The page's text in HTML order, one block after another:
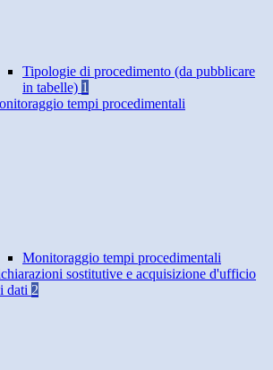
Tipologie di procedimento (da pubblicare
in tabelle) 1
tempi procedimentali
Monitoraggio tempi procedimentali
sostitutive e acquisizione d'ufficio
dati 2